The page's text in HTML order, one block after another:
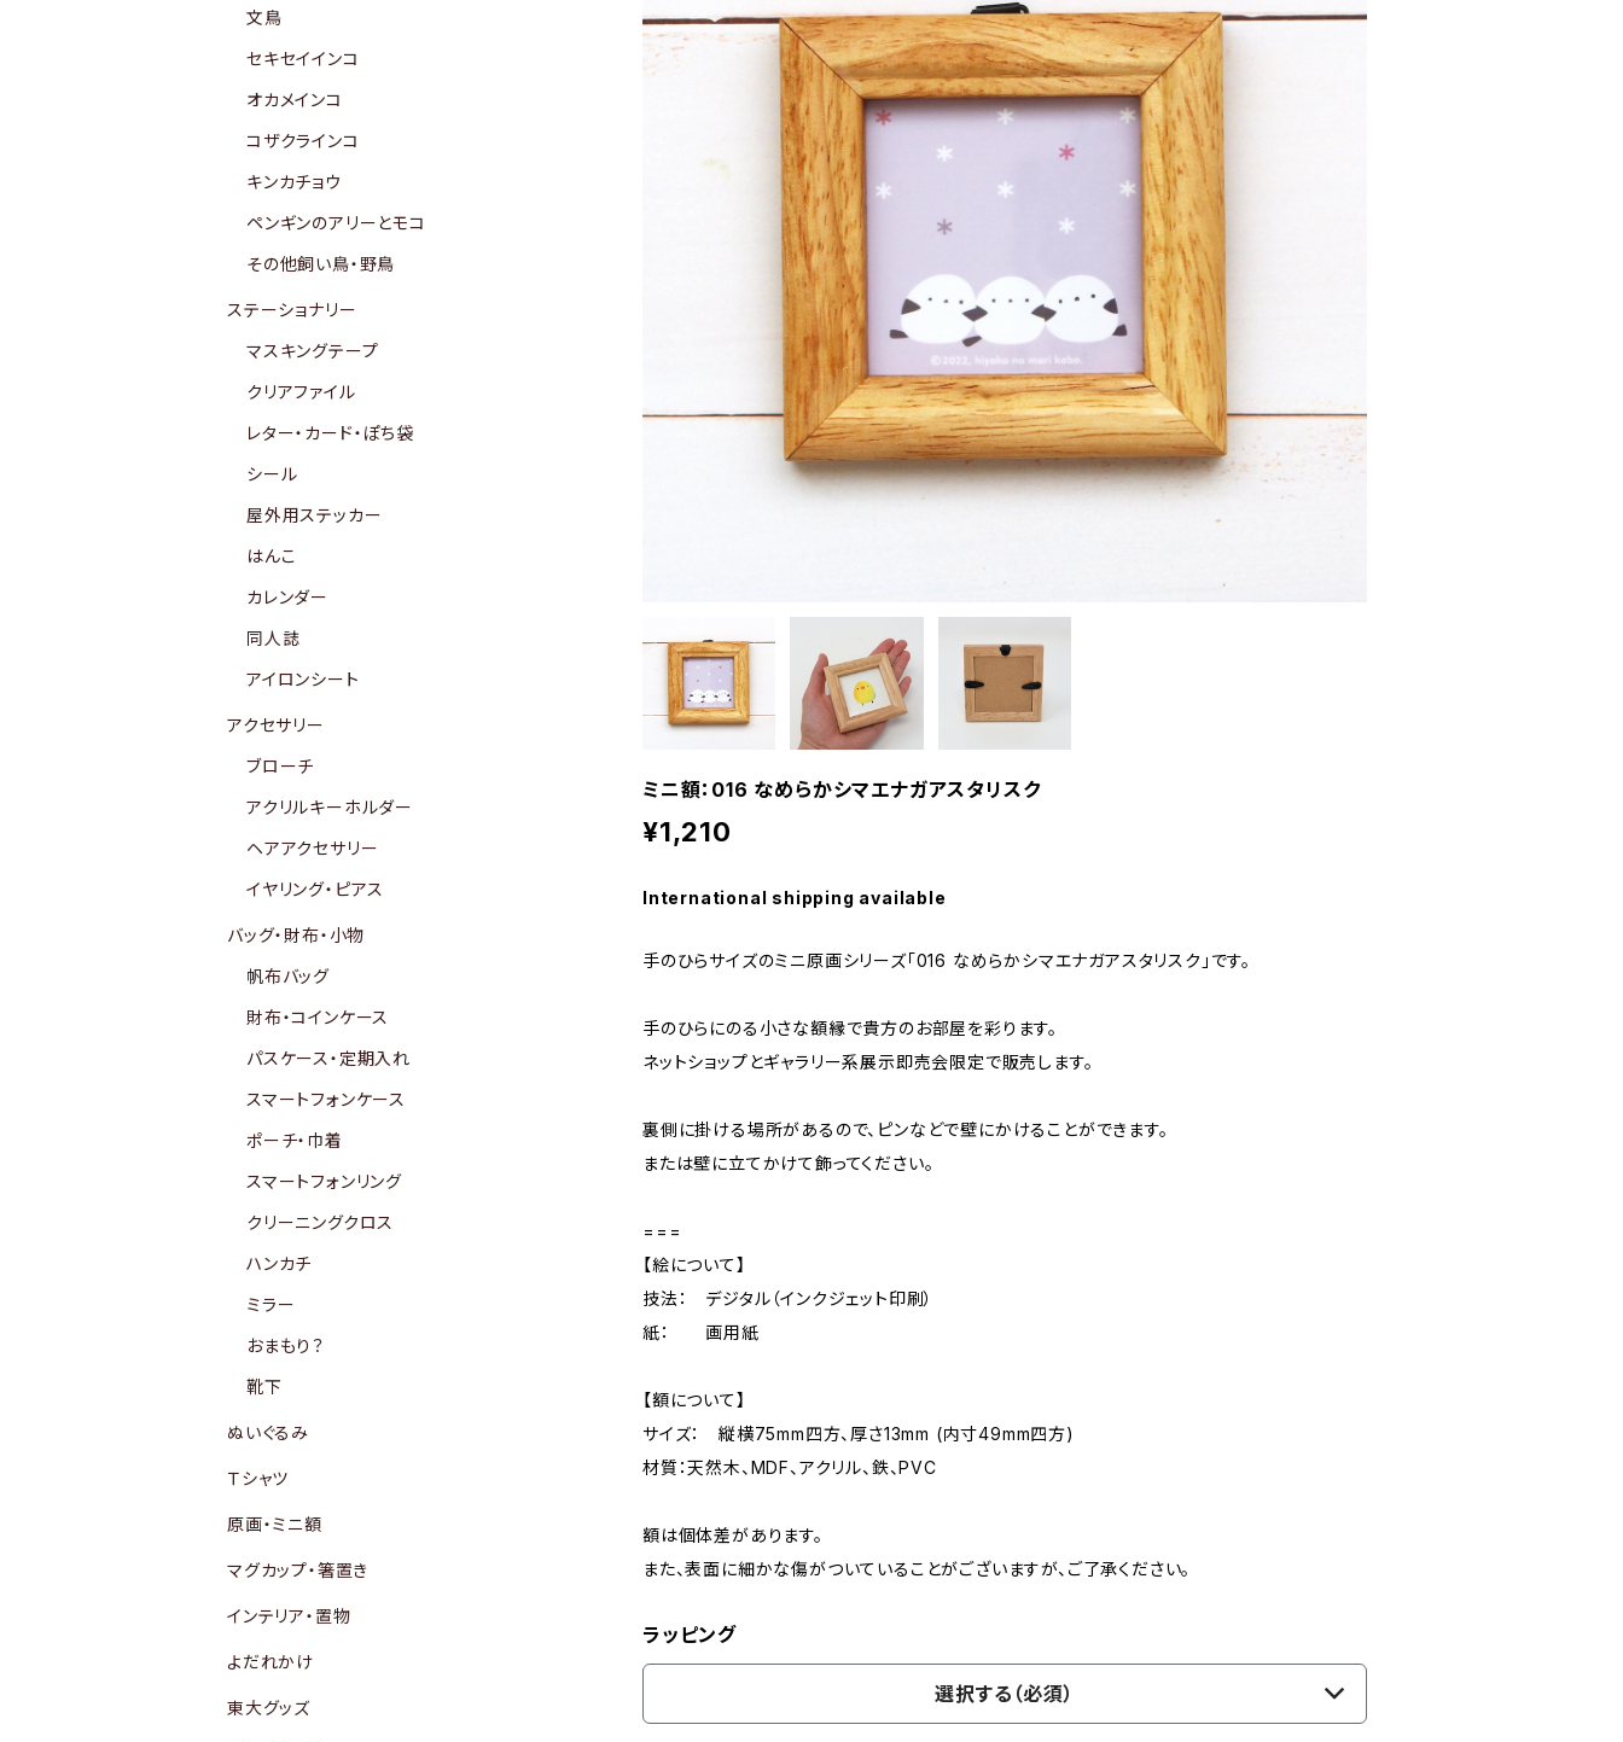
ミニ額：016 なめらかシマエナガアスタリスク
¥1,210
International shipping available
手のひらサイズのミニ原画シリーズ「016 なめらかシマエナガアスタリスク」です。
手のひらにのる小さな額縁で貴方のお部屋を彩ります。
ネットショップとギャラリー系展示即売会限定で販売します。
裏側に掛ける場所があるので、ピンなどで壁にかけることができます。
または壁に立てかけて飾ってください。
===
【絵について】
技法： デジタル（インクジェット印刷）
紙： 画用紙
【額について】
サイズ： 縦横75mm四方、厚さ13mm (内寸49mm四方)
材質：天然木、MDF、アクリル、鉄、PVC
額は個体差があります。
また、表面に細かな傷がついていることがございますが、ご了承ください。
ラッピング
選択する（必須）
文鳥
セキセイインコ
オカメインコ
コザクラインコ
キンカチョウ
ペンギンのアリーとモコ
その他飼い鳥・野鳥
ステーショナリー
マスキングテープ
クリアファイル
レター・カード・ぽち袋
シール
屋外用ステッカー
はんこ
カレンダー
同人誌
アイロンシート
アクセサリー
ブローチ
アクリルキーホルダー
ヘアアクセサリー
イヤリング・ピアス
バッグ・財布・小物
帆布バッグ
財布・コインケース
パスケース・定期入れ
スマートフォンケース
ポーチ・巾着
スマートフォンリング
クリーニングクロス
ハンカチ
ミラー
おまもり？
靴下
ぬいぐるみ
Ｔシャツ
原画・ミニ額
マグカップ・箸置き
インテリア・置物
よだれかけ
東大グッズ